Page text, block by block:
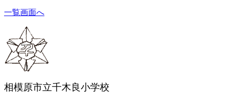
一覧画面へ
相模原市立千木良小学校